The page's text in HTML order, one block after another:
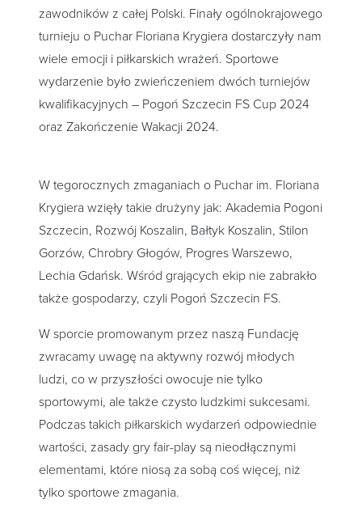
zawodników z całej Polski. Finały ogólnokrajowego
turnieju o Puchar Floriana Krygiera dostarczyły nam
wiele emocji i piłkarskich wrażeń. Sportowe
wydarzenie było zwieńczeniem dwóch turniejów
kwalifikacyjnych – Pogoń Szczecin FS Cup 2024
oraz Zakończenie Wakacji 2024.
W tegorocznych zmaganiach o Puchar im. Floriana
Krygiera wzięły takie drużyny jak: Akademia Pogoni
Szczecin, Rozwój Koszalin, Bałtyk Koszalin, Stilon
Gorzów, Chrobry Głogów, Progres Warszewo,
Lechia Gdańsk. Wśród grających ekip nie zabrakło
także gospodarzy, czyli Pogoń Szczecin FS.
W sporcie promowanym przez naszą Fundację
zwracamy uwagę na aktywny rozwój młodych
ludzi, co w przyszłości owocuje nie tylko
sportowymi, ale także czysto ludzkimi sukcesami.
Podczas takich piłkarskich wydarzeń odpowiednie
wartości, zasady gry fair-play są nieodłącznymi
elementami, które niosą za sobą coś więcej, niż
tylko sportowe zmagania.